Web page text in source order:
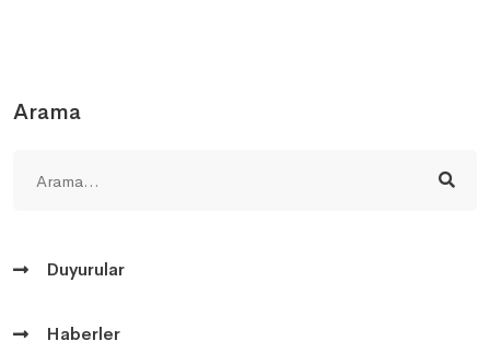
Arama
Duyurular
Haberler